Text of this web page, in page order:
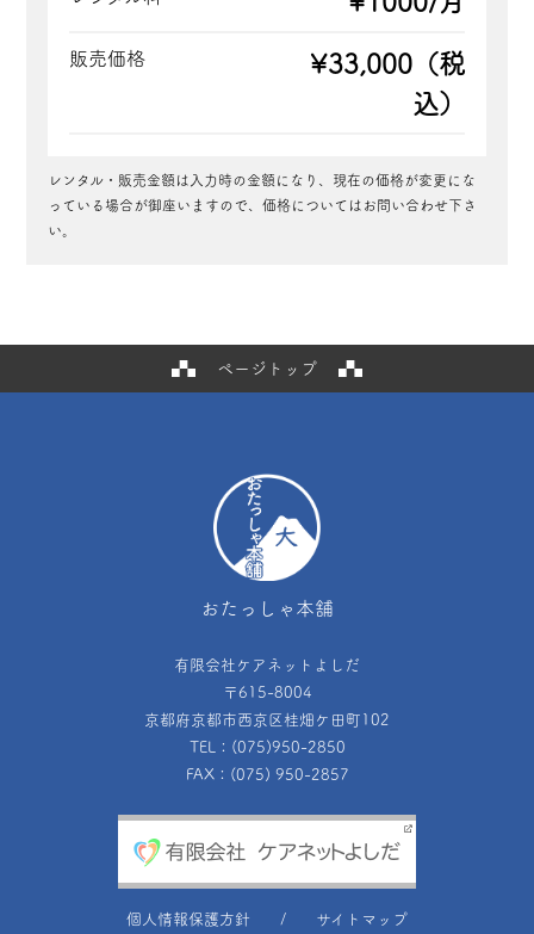
販売価格
¥33,000（税
込）
レンタル・販売金額は入力時の金額になり、現在の価格が変更にな
っている場合が御座いますので、価格についてはお問い合わせ下さ
い。
ページトップ
おたっしゃ本舗
有限会社ケアネットよしだ
〒615-8004
京都府京都市西京区桂畑ケ田町102
TEL：(075)950-2850
FAX：(075) 950-2857
個人情報保護方針 サイトマップ